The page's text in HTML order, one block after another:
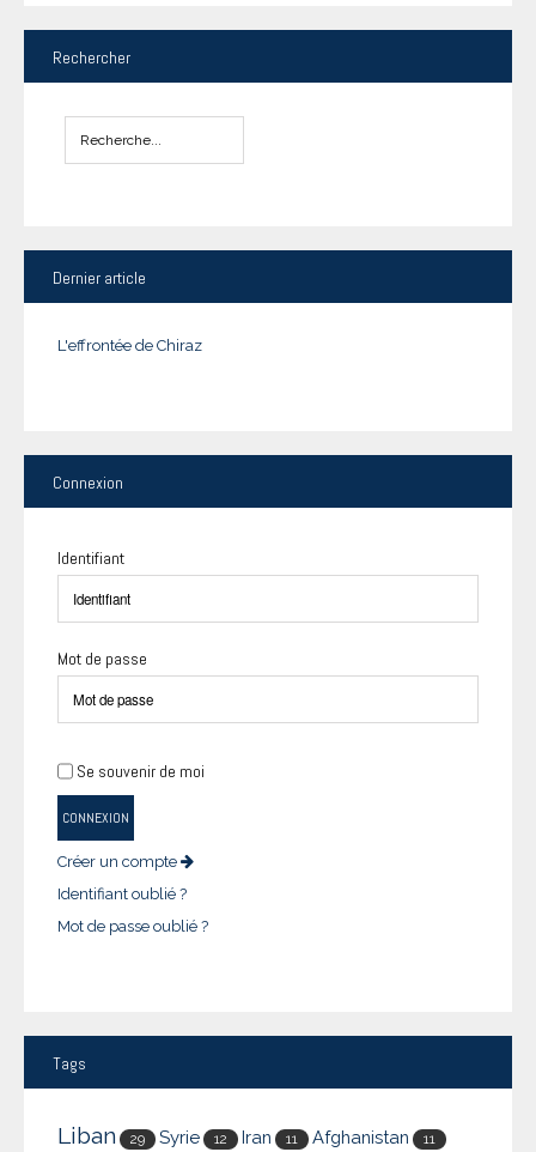
Rechercher
Dernier article
L'effrontée de Chiraz
Connexion
Identifiant
Mot de passe
Se souvenir de moi
CONNEXION
Créer un compte
Identifiant oublié ?
Mot de passe oublié ?
Tags
Liban 29 Syrie 12 Iran 11 Afghanistan 11